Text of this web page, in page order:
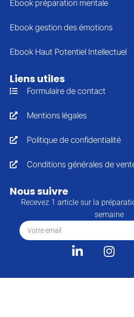
Ebook préparation mentale
Ebook gestion des émotions
Ebook Haut Potentiel Intellectuel
Liens utiles
Formulaire de contact
Mentions légales
Politique de confidentialité
Conditions générales de
Nous suivre
Recevez 1 article sur la
semaine